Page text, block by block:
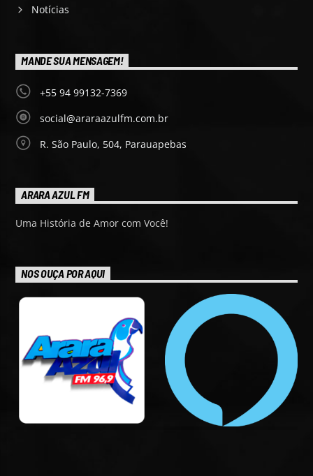
Notícias
MANDE SUA MENSAGEM!
+55 94 99132-7369
social@araraazulfm.com.br
R. São Paulo, 504, Parauapebas
ARARA AZUL FM
Uma História de Amor com Você!
NOS OUÇA POR AQUI